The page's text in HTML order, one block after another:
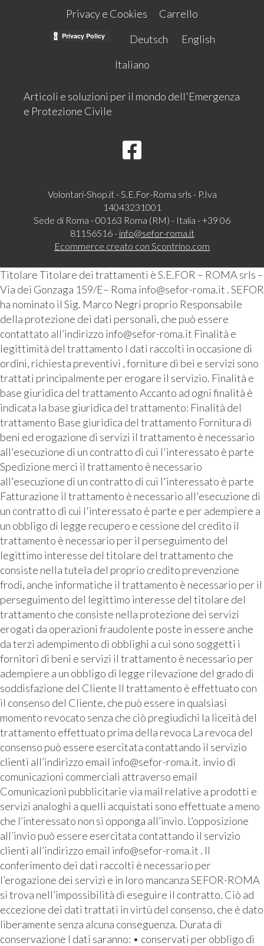
Privacy e Cookies
Carrello
Deutsch
English
Italiano
Articoli e soluzioni per il mondo dell'Emergenza
e Protezione Civile
Volontari-Shop.it - S.E.For-Roma srls - P.Iva
14043231001
Sede di Roma - 00163 Roma (RM) - Italia - +39 06
81156516 - info@sefor-roma.it
Ecommerce creato con Scontrino.com
Titolare Titolare dei trattamenti è S.E.FOR – ROMA srls –
Via dei Gonzaga 159/E– Roma info@sefor-roma.it . SEFOR
ha nominato il Sig. Marco Negri proprio Responsabile
della protezione dei dati personali, che può essere
contattato all’indirizzo info@sefor-roma.it Finalità e
legittimità del trattamento I dati raccolti in occasione di
ordini, richiesta preventivi , forniture di bei e servizi sono
trattati principalmente per erogare il servizio. Finalità e
base giuridica del trattamento Accanto ad ogni finalità è
indicata la base giuridica del trattamento: Finalità del
trattamento Base giuridica del trattamento Fornitura di
beni ed erogazione di servizi il trattamento è necessario
all'esecuzione di un contratto di cui l'interessato è parte
Spedizione merci il trattamento è necessario
all'esecuzione di un contratto di cui l'interessato è parte
Fatturazione il trattamento è necessario all'esecuzione di
un contratto di cui l'interessato è parte e per adempiere a
un obbligo di legge recupero e cessione del credito il
trattamento è necessario per il perseguimento del
legittimo interesse del titolare del trattamento che
consiste nella tutela del proprio credito prevenzione
frodi, anche informatiche il trattamento è necessario per il
perseguimento del legittimo interesse del titolare del
trattamento che consiste nella protezione dei servizi
erogati da operazioni fraudolente poste in essere anche
da terzi adempimento di obblighi a cui sono soggetti i
fornitori di beni e servizi il trattamento è necessario per
adempiere a un obbligo di legge rilevazione del grado di
soddisfazione del Cliente Il trattamento è effettuato con
il consenso del Cliente, che può essere in qualsiasi
momento revocato senza che ciò pregiudichi la liceità del
trattamento effettuato prima della revoca La revoca del
consenso può essere esercitata contattando il servizio
clienti all’indirizzo email info@sefor-roma.it. invio di
comunicazioni commerciali attraverso email
Comunicazioni pubblicitarie via mail relative a prodotti e
servizi analoghi a quelli acquistati sono effettuate a meno
che l’interessato non si opponga all’invio. L’opposizione
all’invio può essere esercitata contattando il servizio
clienti all’indirizzo email info@sefor-roma.it . Il
conferimento dei dati raccolti è necessario per
l’erogazione dei servizi e in loro mancanza SEFOR-ROMA
si trova nell’impossibilità di eseguire il contratto. Ciò ad
eccezione dei dati trattati in virtù del consenso, che è dato
liberamente senza alcuna conseguenza. Durata di
conservazione I dati saranno: • conservati per obbligo di